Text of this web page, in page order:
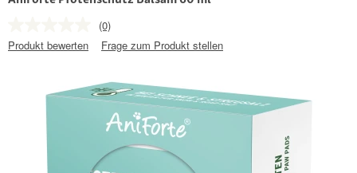
(0)
Produkt bewerten
Frage zum Produkt stellen